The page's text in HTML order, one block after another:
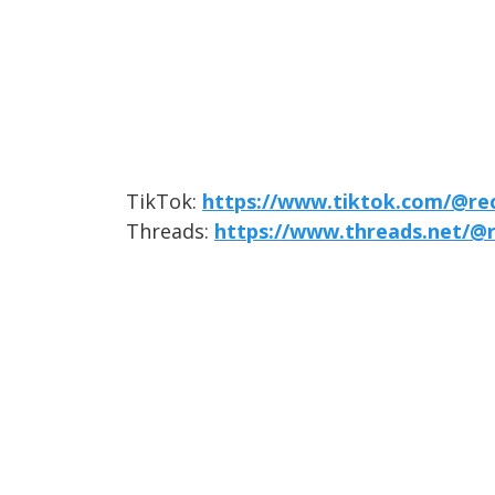
TikTok: https://www.tiktok.com/
Threads: https://www.threads.net/